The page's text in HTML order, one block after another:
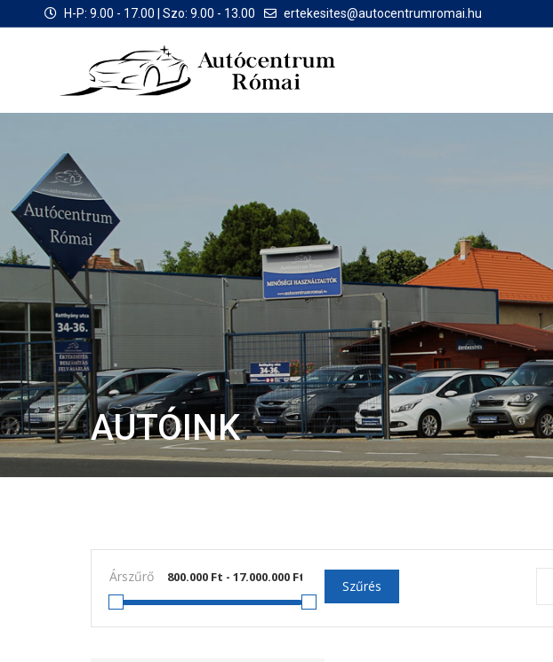
H-P: 9.00 - 17.00 | Szo: 9.00 - 13.00 ertekesites@autocentrumromai.hu
AUTÓINK
Árszűrő
Szűrés